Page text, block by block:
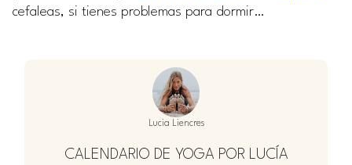
cefaleas, si tienes problemas para dormir…
Lucia Liencres
CALENDARIO DE YOGA POR LUCÍA